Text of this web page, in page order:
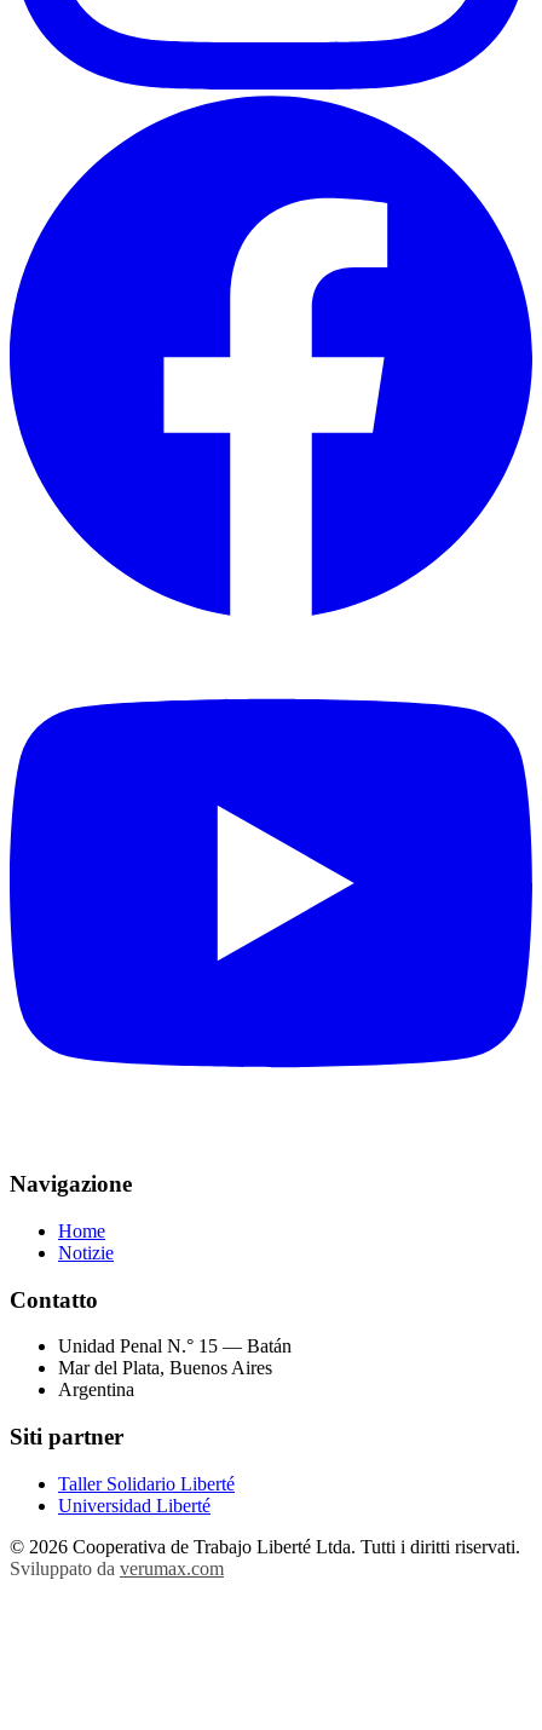
Navigazione
Home
Notizie
Contatto
Unidad Penal N.° 15 — Batán
Mar del Plata, Buenos Aires
Argentina
Siti partner
Taller Solidario Liberté
Universidad Liberté
© 2026 Cooperativa de Trabajo Liberté Ltda. Tutti i diritti riservati.
Sviluppato da verumax.com